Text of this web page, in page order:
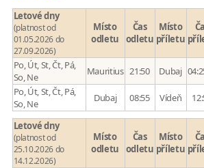
Letové dny
(platnost od
01.05.2026 do
27.09.2026)
Místo
odletu
Čas
odletu
Místo
příletu
Po, Út, St, Čt, Pá,
So, Ne
Mauritius 21:50 Dubaj
Po, Út, St, Čt, Pá,
So, Ne
Dubaj 08:55 Vídeň
Letové dny
(platnost od
25.10.2026 do
14.12.2026)
Místo
odletu
Čas
odletu
Místo
příletu